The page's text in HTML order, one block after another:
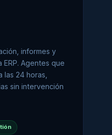
informes y
Agentes que
24 horas,
sin intervención